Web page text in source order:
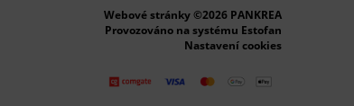
Webové stránky ©2026 PANKREA
Provozováno na systému Estofan
Nastavení cookies